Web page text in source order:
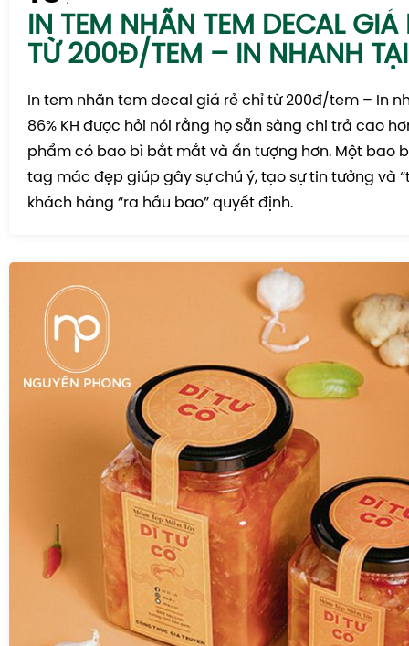
IN TEM NHÃN TEM DECAL GIÁ
TỪ 200Đ/TEM – IN NHANH
In tem nhãn tem decal giá rẻ chỉ từ 200đ/tem – In
86% KH được hỏi nói rằng họ sẵn sàng chi trả cao
phẩm có bao bì bắt mắt và ấn tượng hơn. Một bao
tag mác đẹp giúp gây sự chú ý, tạo sự tin tưởng và
khách hàng “ra hầu bao” quyết định.